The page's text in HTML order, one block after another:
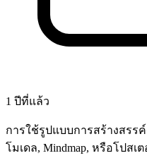
1 ปีที่แล้ว
การใช้รูปแบบการสร้างสรร
โมเดล, Mindmap, หรือโปส